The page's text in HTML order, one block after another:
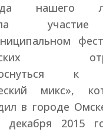
нашего
к
микс»,
в городе
2015